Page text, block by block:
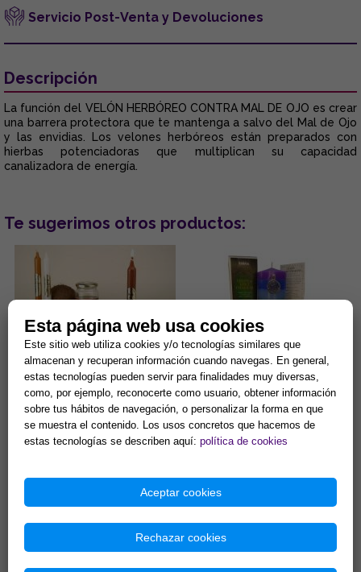
Servicio Post-Venta y Devoluciones
Descripción
La función del VELÓN HERBÓREO CONTRA MAL DE OJO es crear
una barrera protectora que te mantenga a salvo del Mal de Ojo
y las envidias. Los velones herbóreos están preparados con
hierbas potenciadoras que multiplican su capacidad
canalizadora de energía.
Te sugerimos otros productos:
VELA PERFUMANTE DE MIEL,
20x2 CMS
La fragancia de miel favorece
el amor, la unión, el
endulzamiento y la
VELON DE LOS 7 CHAKRAS
ESPECIAL (Para equilibrio
energético)
Velon esotérico 15 x 6 cm. 3
días de combustión
aproximadamente. Especial
Esta página web usa cookies
Este sitio web utiliza cookies y/o tecnologías similares que
almacenan y recuperan información cuando navegas. En general,
estas tecnologías pueden servir para finalidades muy diversas,
como, por ejemplo, reconocerte como usuario, obtener información
sobre tus hábitos de navegación, o personalizar la forma en que
se muestra el contenido. Los usos concretos que hacemos de
estas tecnologías se describen aquí: política de cookies
Aceptar cookies
Rechazar cookies